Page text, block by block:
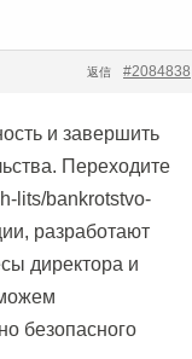
#2084838
返信
и завершить
Переходите
lits/bankrotstvo-
разработают
директора и
безопасного